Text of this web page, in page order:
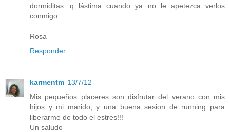
dormiditas...q lástima cuando ya no le apetezca verlos
conmigo
Rosa
Responder
karmentm 13/7/12
Mis pequeños placeres son disfrutar del verano con mis
hijos y mi marido, y una buena sesion de running para
liberarme de todo el estres!!!
Un saludo